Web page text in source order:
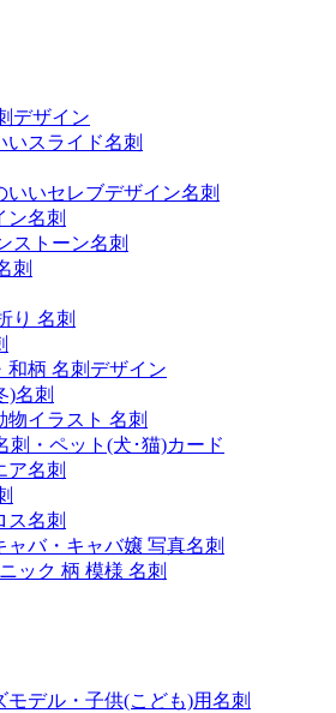
デザイン
いスライド名刺
いいセレブデザイン名刺
ン名刺
ストーン名刺
刺
り 名刺
和柄 名刺デザイン
)名刺
物イラスト 名刺
刺・ペット(犬･猫)カード
ア名刺
ス名刺
ャバ・キャバ嬢 写真名刺
ック 柄 模様 名刺
モデル・子供(こども)用名刺